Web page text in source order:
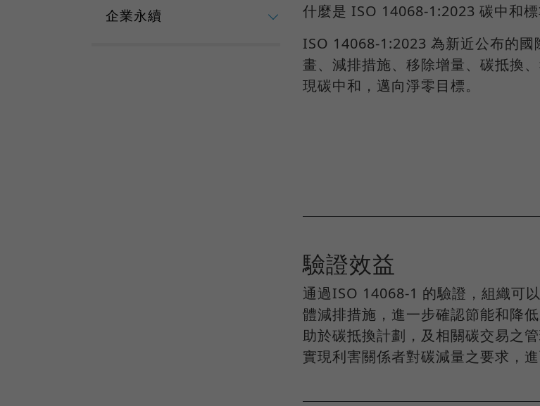
企業永續
什麼是 ISO 14068-1:2023 碳中和標
ISO 14068-1:2023 為新近公布的
畫、減排措施、移除增量、碳抵換
現碳中和，邁向淨零目標。
驗證效益
通過ISO 14068-1 的驗證，組織可
體減排措施，進一步確認節能和降
助於碳抵換計劃，及相關碳交易之
實現利害關係者對碳減量之要求，